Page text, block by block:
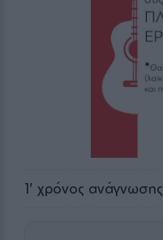
1' χρόνος ανάγνωσης